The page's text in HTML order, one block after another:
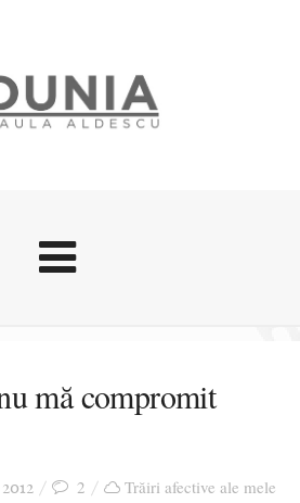
Stari afective
Zice Dunia
Cursuri povestite
mă compromit
2 Trăiri afective ale mele